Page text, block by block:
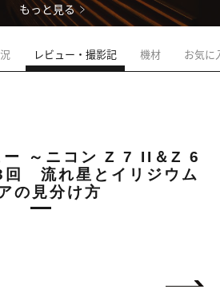
もっと見る
レビュー・撮影記 機材 お気に
ー ～ニコン Z 7 II＆Z 6
流れ星とイリジウム
の見分け方